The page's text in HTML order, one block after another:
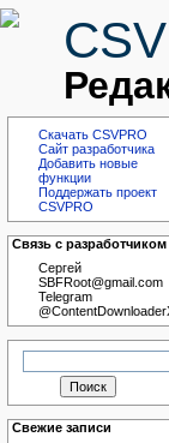
Скачать CSVPRO
Сайт разработчика
Добавить новые
функции
Поддержать проект
CSVPRO
Связь с разработчиком
Сергей
SBFRoot@gmail.com
Telegram
Найти:
Свежие записи